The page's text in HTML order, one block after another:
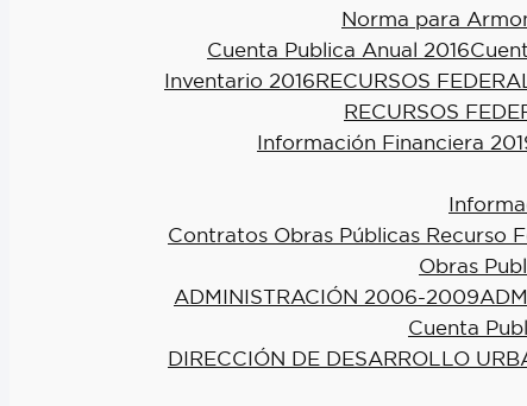
Norma para
Cuenta Publica Anual 2016
Inventario 2016RECURSOS
RECURSOS
Información Financiera
Contratos Obras Públicas Recurso
Obras
ADMINISTRACIÓN 2006-2009
Cuenta
DIRECCIÓN DE DESARROLLO